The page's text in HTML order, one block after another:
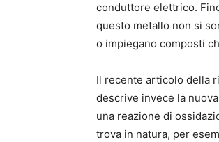
conduttore elettrico.
questo metallo non si
o impiegano composti
Il recente articolo della
descrive invece la
una reazione di
trova in natura, per